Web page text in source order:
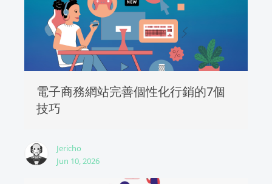
電子商務網站完善個性化行銷的7個
技巧
Jericho
Jun 10, 2026